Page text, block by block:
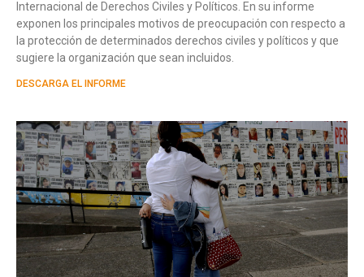
Internacional de Derechos Civiles y Políticos. En su informe
exponen los principales motivos de preocupación con respecto a
la protección de determinados derechos civiles y políticos y que
sugiere la organización que sean incluidos.
DESCARGA EL INFORME